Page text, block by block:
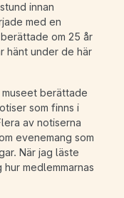
innan
med en
om 25 år
hänt under de här
berättade
som finns i
av notiserna
evenemang som
När jag läste
medlemmarnas